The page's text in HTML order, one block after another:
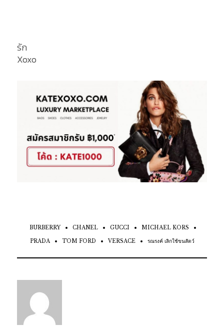
รัก
Xoxo
BURBERRY CHANEL GUCCI MICHAEL KORS
PRADA TOM FORD VERSACE รณรงค์ เลิกใช้ขนสัตว์